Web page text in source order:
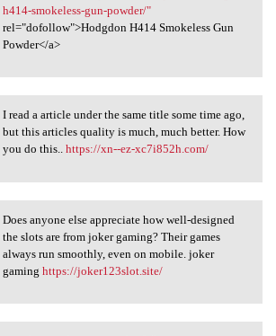
h414-smokeless-gun-powder/"
rel="dofollow">Hodgdon H414 Smokeless Gun
Powder</a>
a article under the
I read a article under the same title some time ago,
but this articles quality is much, much better. How
you do this.. https://xn--ez-xc7i852h.com/
anyone else appreciate
Does anyone else appreciate how well-designed
the slots are from joker gaming? Their games
always run smoothly, even on mobile. joker
gaming https://joker123slot.site/